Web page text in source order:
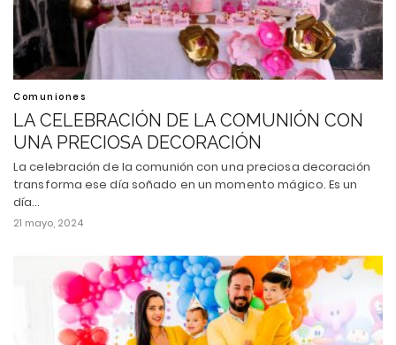
Comuniones
LA CELEBRACIÓN DE LA COMUNIÓN CON
UNA PRECIOSA DECORACIÓN
La celebración de la comunión con una preciosa decoración
transforma ese día soñado en un momento mágico. Es un
día…
21 mayo, 2024